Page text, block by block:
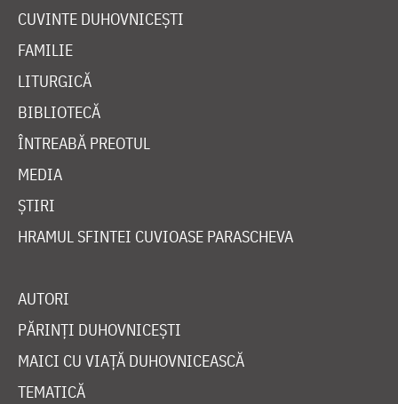
CUVINTE DUHOVNICEȘTI
FAMILIE
LITURGICĂ
BIBLIOTECĂ
ÎNTREABĂ PREOTUL
MEDIA
ȘTIRI
HRAMUL SFINTEI CUVIOASE PARASCHEVA
AUTORI
PĂRINȚI DUHOVNICEȘTI
MAICI CU VIAȚĂ DUHOVNICEASCĂ
TEMATICĂ